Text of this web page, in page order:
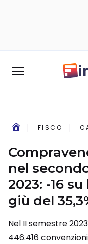
FISCO
nel
2023: -16
giù del
Nel II semestre
446.416